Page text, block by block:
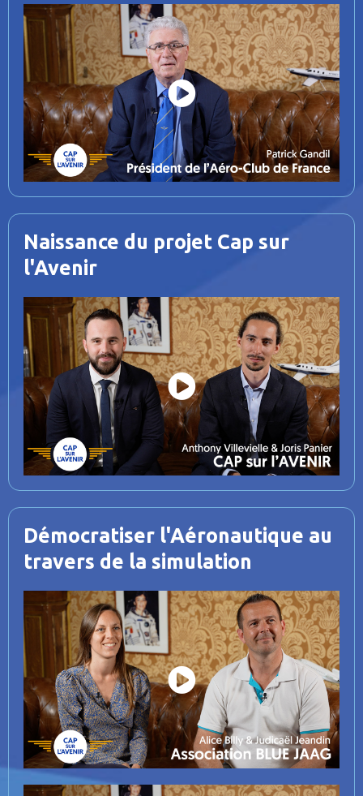
P
l
a
y
V
i
d
e
o
Naissance du projet Cap sur
l'Avenir
P
l
a
y
V
i
d
e
o
Démocratiser l'Aéronautique au
travers de la simulation
P
l
a
y
V
i
d